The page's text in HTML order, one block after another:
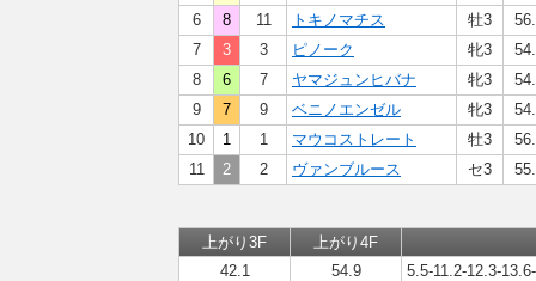
6
8 11 トキノマチス 牡3
7
3 3 ピノーク 牝3
8
6 7 ヤマジュンヒバナ 牝3
9
7 9 ベニノエンゼル 牝3
10
1 1 マウコストレート 牡3
11
2 2 ヴァンブルース セ3
上がり3F
上がり4F
42.1
54.9 5.5-11.2-12.3-